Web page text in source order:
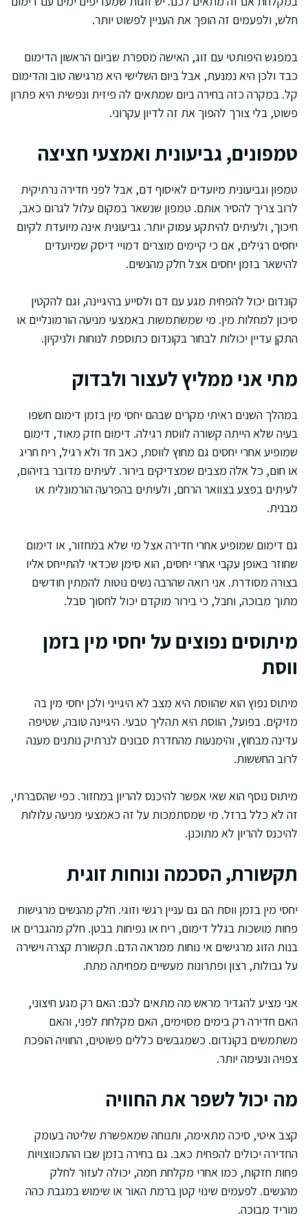
חלש, ולפעמים זה הופך את העניין לפשוט יותר.
במפגש היפותטי עם זוג, האישה מספרת שביום הראשון הדימום
כבד ולכן היא נמנעת, אבל ביום השלישי היא מרגישה טוב והדימום
קל. במקרה כזה בחירה ביום שמתאים לה פיזית ונפשית היא פתרון
פשוט, בלי צורך להפוך את זה לדיון עקרוני.
טמפונים, גביעונית ואמצעי חציצה
טמפון וגביעונית מיועדים לאיסוף דם, אבל לפני חדירה נרתיקית
לרוב צריך להסיר אותם. טמפון שנשאר במקום עלול לגרום כאב,
חיכוך, ולעיתים להיתקע עמוק יותר. גביעונית אינה מיועדת לקיום
יחסים רגילים, אם כי קיימים מוצרים דמויי דיסק שמיועדים
להישאר בזמן יחסים אצל חלק מהנשים.
קונדום יכול להפחית מגע עם דם ולסייע בהיגיינה, וגם להקטין
סיכון למחלות מין. מי שמשתמשות באמצעי מניעה הורמונליים או
התקן עדיין יכולות לבחור בקונדום כתוספת לנוחות ולניקיון.
מתי אני ממליץ לעצור ולבדוק
במהלך השנים ראיתי מקרים שבהם יחסי מין בזמן דימום חשפו
בעיה שלא הייתה קשורה לווסת רגילה. דימום חזק מאוד, דימום
שמופיע אחרי יחסים גם מחוץ לווסת, כאב חד ולא רגיל, ריח חריג
או חום, כל אלה מצבים שמצדיקים בירור. לעיתים מדובר בזיהום,
לעיתים בפצע בצוואר הרחם, ולעיתים בהפרעה הורמונלית או
מבנית.
גם דימום שמופיע אחרי חדירה אצל מי שלא במחזור, או דימום
שחוזר באופן עקבי אחרי יחסים, הוא סימן שכדאי להתייחס אליו
בצורה מסודרת. אני רואה שהרבה נשים נוטות להמתין חודשים
מתוך מבוכה, וחבל, כי בירור מוקדם יכול לחסוך סבל.
מיתוסים נפוצים על יחסי מין בזמן
ווסת
מיתוס נפוץ הוא שהווסת היא מצב לא היגייני ולכן יחסי מין בה
מזיקים. בפועל, הווסת היא תהליך טבעי. היגיינה טובה, שטיפה
עדינה מבחוץ, והימנעות מהחדרת סבונים לנרתיק נותנים מענה
לרוב החששות.
מיתוס נוסף הוא שאי אפשר להיכנס להריון במחזור. כפי שהסברתי,
זה לא כלל ברזל. מי שמסתמכות על זה כאמצעי מניעה עלולות
להיכנס להריון לא מתוכנן.
תקשורת, הסכמה ונוחות זוגית
יחסי מין בזמן ווסת הם גם עניין רגשי וזוגי. חלק מהנשים מרגישות
פחות מושכות בגלל דימום, ריח או נפיחות בבטן. חלק מהגברים או
בנות הזוג מרגישים אי נוחות ממראה הדם. תקשורת קצרה וישירה
על גבולות, רצון ופתרונות מעשיים מפחיתה מתח.
אני מציע להגדיר מראש מה מתאים לכם: האם רק מגע חיצוני,
האם חדירה רק בימים מסוימים, האם מקלחת לפני, והאם
משתמשים בקונדום. כשמגבשים כללים פשוטים, החוויה הופכת
צפויה ונעימה יותר.
מה יכול לשפר את החוויה
קצב איטי, סיכה מתאימה, ותנוחה שמאפשרת שליטה בעומק
החדירה יכולים להפחית כאב. גם בחירה בזמן שבו ההתכווצויות
פחות חזקות, כמו אחרי מקלחת חמה, יכולה לעזור לחלק
מהנשים. לפעמים שינוי קטן ברמת האור או שימוש במגבת כהה
מוריד מבוכה.